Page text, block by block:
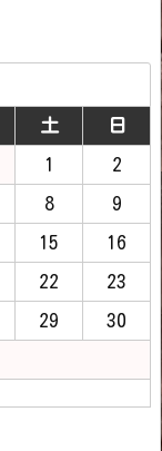
土 日
1 2
8 9
15 16
22 23
29 30